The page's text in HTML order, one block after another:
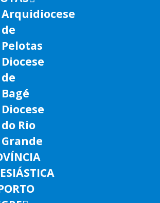
Arquidiocese
de
Pelotas
Diocese
de
Bagé
Diocese
do Rio
Grande